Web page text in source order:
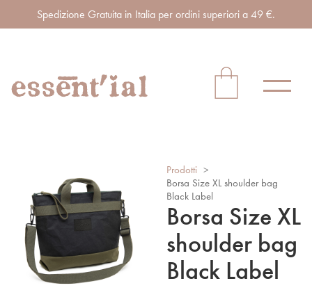
Spedizione Gratuita in Italia per ordini superiori a 49 €.
Prodotti >
Borsa Size XL shoulder bag
Black Label
Borsa Size XL
shoulder bag
Black Label